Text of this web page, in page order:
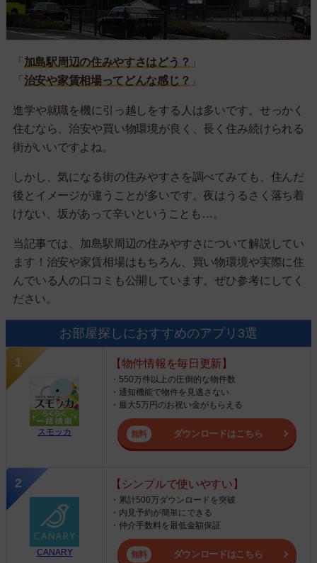
「 加島駅周辺の住みやすさはどう？ 」
「 治安や家賃相場ってどんな感じ？ 」
進学や就職を機に引っ越しをする人は多いです。せっかく
住むなら、治安や買い物環境が良く、長く住み続けられる
街がいいですよね。
しかし、気になる街の住みやすさを調べてみても、住んだ
後とイメージが違うことが多いです。夜はうるさく落ち着
けない、坂があって辛いということも…。
当記事では、加島駅周辺の住みやすさについて解説してい
ます！治安や家賃相場はもちろん、買い物環境や実際に住
んでいる人の口コミも公開しています。ぜひ参考にしてく
ださい。
お部屋探しにおすすめのアプリ3選
スモッカ
【物件情報を毎日更新】
・550万件以上の圧倒的な物件数
・通知機能で物件を見逃さない
・最大5万円のお祝い金がもらえる
ダウンロードはこちら
CANARY
【シンプルで使いやすい】
・累計500万ダウンロードを突破
・内見予約が簡単にできる
・仲介手数料を最低金額保証
ダウンロードはこちら